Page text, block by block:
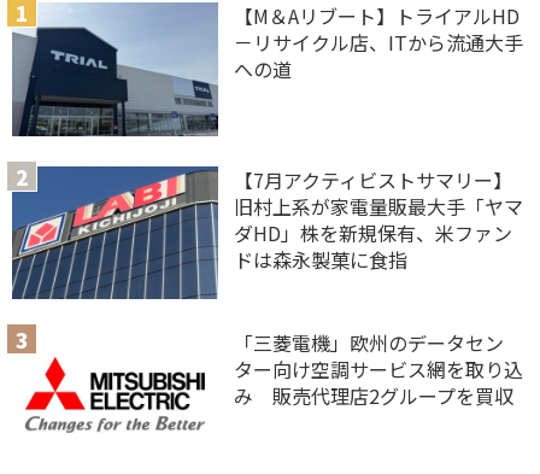
【M＆Aリブート】トライアルHD
－リサイクル店、ITから流通大手
への道
【7月アクティビストサマリー】
旧村上系が家電量販最大手「ヤマ
ダHD」株を新規保有、米ファン
ドは森永製菓に食指
「三菱電機」欧州のデータセン
ター向け空調サービス網を取り込
み 販売代理店2グループを買収